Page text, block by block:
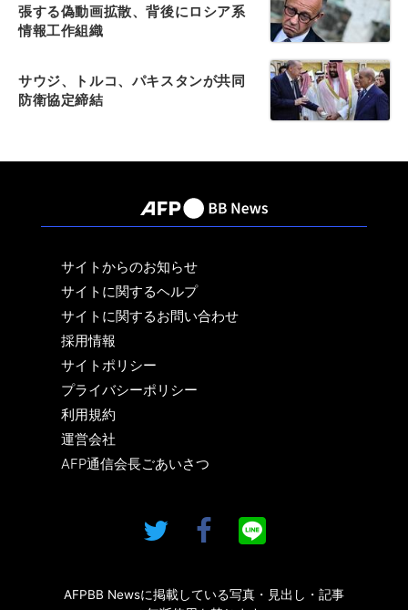
張する偽動画拡散、背後にロシア系
情報工作組織
サウジ、トルコ、パキスタンが共同
防衛協定締結
サイトからのお知らせ
サイトに関するヘルプ
サイトに関するお問い合わせ
採用情報
サイトポリシー
プライバシーポリシー
利用規約
運営会社
AFP通信会長ごあいさつ
AFPBB Newsに掲載している写真・見出し・記事